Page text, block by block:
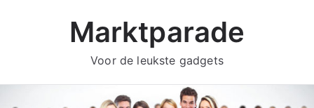
Marktparade
Voor de leukste gadgets